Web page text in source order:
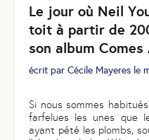
Le jour où Neil
toit à partir de
son album Comes
écrit par Cécile Mayeres le
Si nous sommes
farfelues les unes que
ayant pété les plombs,